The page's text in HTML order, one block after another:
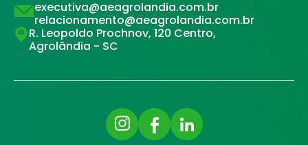
executiva@aeagrolandia.com.br
relacionamento@aeagrolandia.com.br
R. Leopoldo Prochnov, 120 Centro,
Agrolândia - SC